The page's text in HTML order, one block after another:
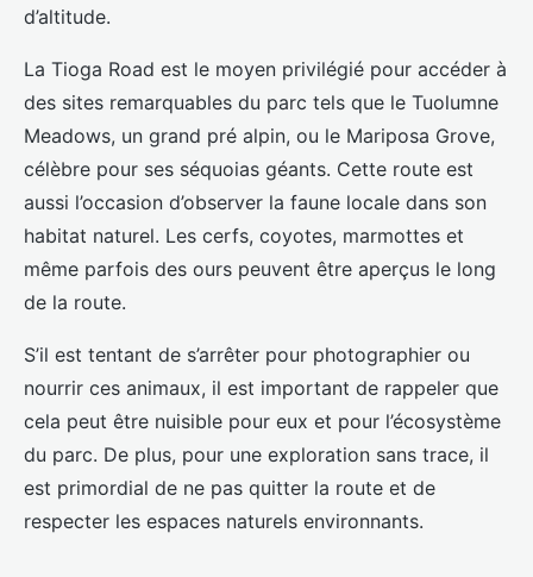
d’altitude.
La Tioga Road est le moyen privilégié pour accéder à
des sites remarquables du parc tels que le Tuolumne
Meadows, un grand pré alpin, ou le Mariposa Grove,
célèbre pour ses séquoias géants. Cette route est
aussi l’occasion d’observer la faune locale dans son
habitat naturel. Les cerfs, coyotes, marmottes et
même parfois des ours peuvent être aperçus le long
de la route.
S’il est tentant de s’arrêter pour photographier ou
nourrir ces animaux, il est important de rappeler que
cela peut être nuisible pour eux et pour l’écosystème
du parc. De plus, pour une exploration sans trace, il
est primordial de ne pas quitter la route et de
respecter les espaces naturels environnants.